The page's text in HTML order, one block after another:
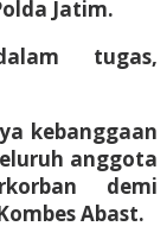
Jatim.
tugas,
kebanggaan
anggota
demi
Abast.